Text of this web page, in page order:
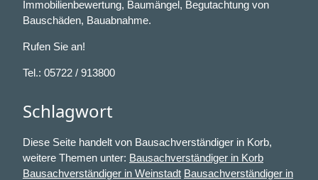
Immobilienbewertung, Baumängel, Begutachtung von
Bauschäden, Bauabnahme.
Rufen Sie an!
Tel.: 05722 / 913800
Schlagwort
Diese Seite handelt von Bausachverständiger in Korb,
weitere Themen unter: Bausachverständiger in Korb
Bausachverständiger in Weinstadt Bausachverständiger in